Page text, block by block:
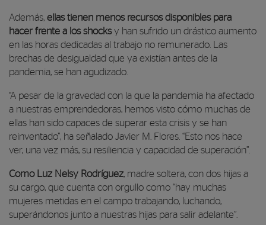
Además, ellas tienen menos recursos disponibles para
hacer frente a los shocksy han sufrido un drástico aumento
en las horas dedicadas al trabajo no remunerado. Las
brechas de desigualdad que ya existían antes de la
pandemia, se han agudizado.
“A pesar de la gravedad con la que la pandemia ha afectado
a nuestras emprendedoras, hemos visto cómo muchas de
ellas han sido capaces de superar esta crisis y se han
reinventado”, ha señalado Javier M. Flores. “Esto nos hace
ver, una vez más, su resiliencia y capacidad de superación”.
Como Luz Nelsy Rodríguez, madre soltera, con dos hijas a
su cargo, que cuenta con orgullo como “hay muchas
mujeres metidas en el campo trabajando, luchando,
superándonos junto a nuestras hijas para salir adelante”.